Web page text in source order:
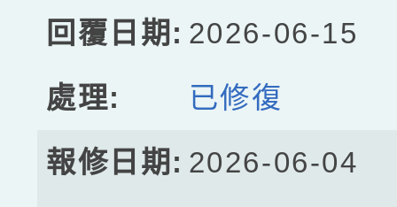
2026-06-15
已修復
2026-06-04